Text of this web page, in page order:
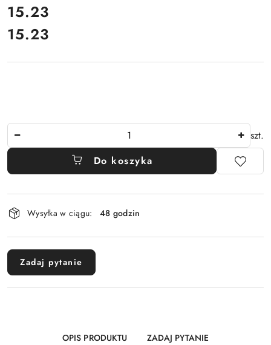
cena:
15.23
Cena:
15.23
szt.
Do koszyka
Dostępność
i
dostawa
Wysyłka w ciągu: 48 godzin
Zadaj pytanie
OPIS PRODUKTU ZADAJ PYTANIE